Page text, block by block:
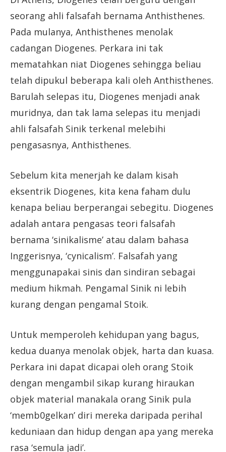
seorang ahli falsafah bernama Anthisthenes.
Pada mulanya, Anthisthenes menolak
cadangan Diogenes. Perkara ini tak
mematahkan niat Diogenes sehingga beliau
telah dipukul beberapa kali oleh Anthisthenes.
Barulah selepas itu, Diogenes menjadi anak
muridnya, dan tak lama selepas itu menjadi
ahli falsafah Sinik terkenal melebihi
pengasasnya, Anthisthenes.
Sebelum kita menerjah ke dalam kisah
eksentrik Diogenes, kita kena faham dulu
kenapa beliau berperangai sebegitu. Diogenes
adalah antara pengasas teori falsafah
bernama ‘sinikalisme’ atau dalam bahasa
Inggerisnya, ‘cynicalism’. Falsafah yang
menggunapakai sinis dan sindiran sebagai
medium hikmah. Pengamal Sinik ni lebih
kurang dengan pengamal Stoik.
Untuk memperoleh kehidupan yang bagus,
kedua duanya menolak objek, harta dan kuasa.
Perkara ini dapat dicapai oleh orang Stoik
dengan mengambil sikap kurang hiraukan
objek material manakala orang Sinik pula
‘memb0gelkan’ diri mereka daripada perihal
keduniaan dan hidup dengan apa yang mereka
rasa ‘semula jadi’.